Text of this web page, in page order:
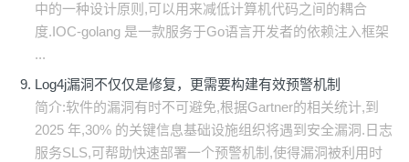
中的一种设计原则,可以用来减低计算机代码之间的耦合
度.IOC-golang 是一款服务于Go语言开发者的依赖注入框架
...
Log4j漏洞不仅仅是修复，更需要构建有效预警机制
​简介:软件的漏洞有时不可避免,根据Gartner的相关统计,到
2025 年,30% 的关键信息基础设施组织将遇到安全漏洞.日志
服务SLS,可帮助快速部署一个预警机制,使得漏洞被利用时